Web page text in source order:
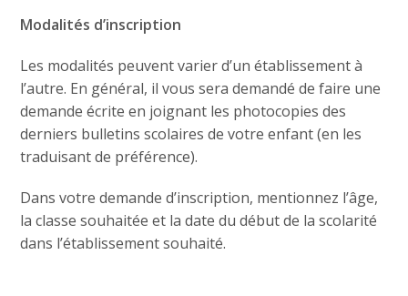
Modalités d’inscription
Les modalités peuvent varier d’un établissement à
l’autre. En général, il vous sera demandé de faire une
demande écrite en joignant les photocopies des
derniers bulletins scolaires de votre enfant (en les
traduisant de préférence).
Dans votre demande d’inscription, mentionnez l’âge,
la classe souhaitée et la date du début de la scolarité
dans l’établissement souhaité.